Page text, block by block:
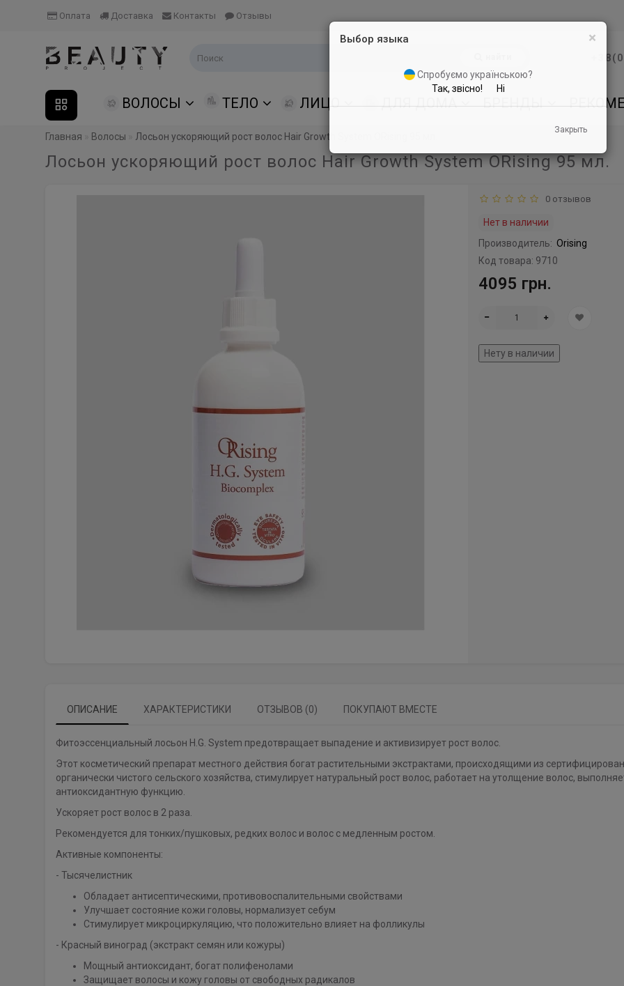
Оплата Доставка Контакты Отзывы
ВОЛОСЫ ТЕЛО ЛИЦО ДЛЯ ДОМА БРЕНДЫ
Главная Волосы Лосьон ускоряющий рост волос Hair Growth System ORising 95 мл.
Лосьон ускоряющий рост волос Hair Growth System ORising 95 мл.
×
Выбор языка
Спробуємо українською?
Так, звісно!
Ні
Закрыть
0 отзывов
Нет в наличии
Производитель: Orising
Код товара: 9710
4095 грн.
Нету в наличии
ОПИСАНИЕ ХАРАКТЕРИСТИКИ ОТЗЫВОВ (0) ПОКУПАЮТ ВМЕСТЕ
Фитоэссенциальный лосьон H.G. System предотвращает выпадение и активизирует рост волос.
Этот косметический препарат местного действия богат растительными экстрактами, происходящими из
органически чистого сельского хозяйства, стимулирует натуральный рост волос, работает на утолщение волос,
антиоксидантную функцию.
Ускоряет рост волос в 2 раза.
Рекомендуется для тонких/пушковых, редких волос и волос с медленным ростом.
Активные компоненты:
- Тысячелистник
Обладает антисептическими, противовоспалительными свойствами
Улучшает состояние кожи головы, нормализует себум
Стимулирует микроциркуляцию, что положительно влияет на фолликулы
- Красный виноград (экстракт семян или кожуры)
Мощный антиоксидант, богат полифенолами
Защищает волосы и кожу головы от свободных радикалов